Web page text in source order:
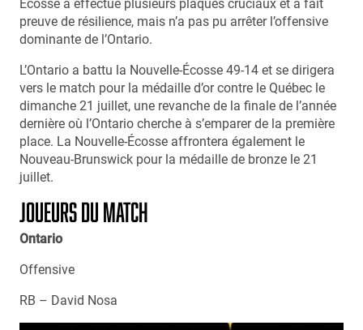
Écosse a effectué plusieurs plaqués cruciaux et a fait
preuve de résilience, mais n’a pas pu arrêter l’offensive
dominante de l’Ontario.
L’Ontario a battu la Nouvelle-Écosse 49-14 et se dirigera
vers le match pour la médaille d’or contre le Québec le
dimanche 21 juillet, une revanche de la finale de l’année
dernière où l’Ontario cherche à s’emparer de la première
place. La Nouvelle-Écosse affrontera également le
Nouveau-Brunswick pour la médaille de bronze le 21
juillet.
JOUEURS DU MATCH
Ontario
Offensive
RB – David Nosa